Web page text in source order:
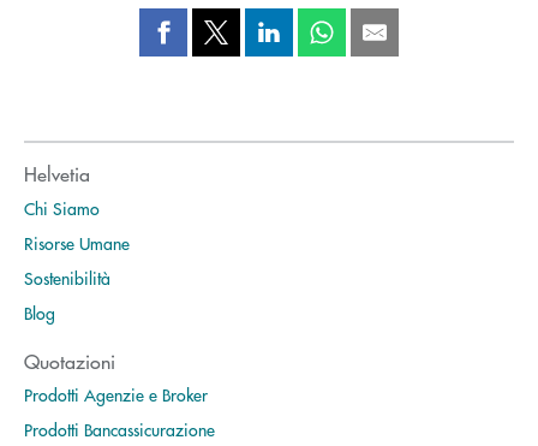
Helvetia
Chi Siamo
Risorse Umane
Sostenibilità
Blog
Quotazioni
Prodotti Agenzie e Broker
Prodotti Bancassicurazione